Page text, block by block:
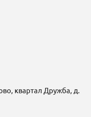
квартал Дружба, д.